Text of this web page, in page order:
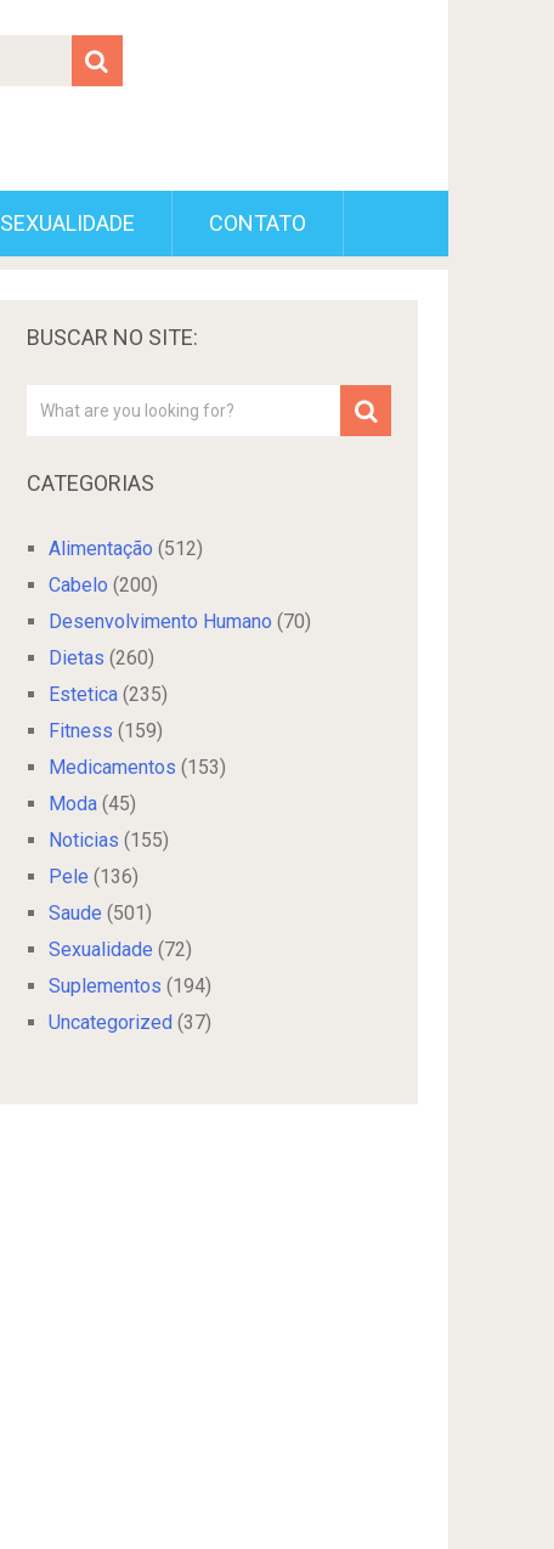
SEXUALIDADE CONTATO
BUSCAR NO SITE:
CATEGORIAS
Alimentação (512)
Cabelo (200)
Desenvolvimento Humano (70)
Dietas (260)
Estetica (235)
Fitness (159)
Medicamentos (153)
Moda (45)
Noticias (155)
Pele (136)
Saude (501)
Sexualidade (72)
Suplementos (194)
Uncategorized (37)